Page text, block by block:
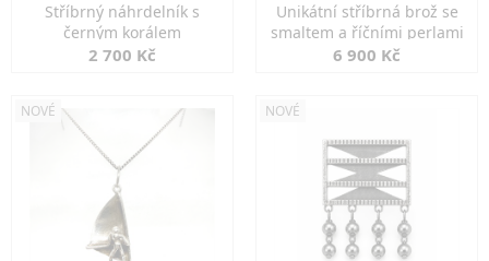
Stříbrný náhrdelník s
černým korálem
2 700 Kč
Unikátní stříbrná brož se
smaltem a říčními perlami
6 900 Kč
NOVÉ NOVÉ